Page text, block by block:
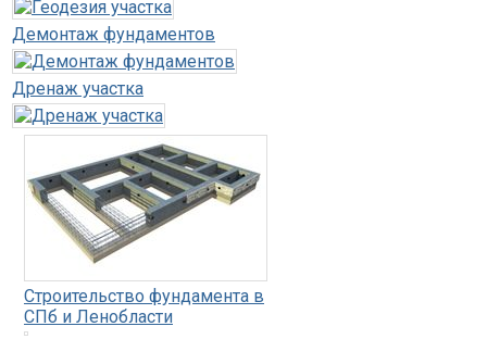
Демонтаж фундаментов
Дренаж участка
Строительство фундамента в
СПб и Ленобласти